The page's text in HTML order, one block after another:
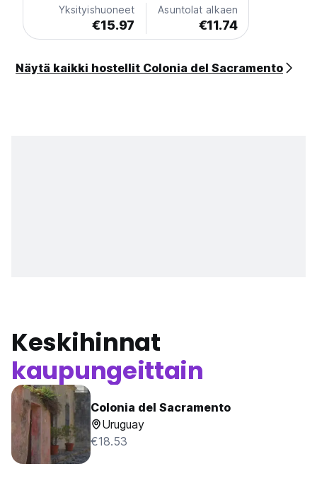
Yksityishuoneet
€15.97
Asuntolat alkaen
€11.74
Näytä kaikki hostellit Colonia del Sacramento
Keskihinnat
kaupungeittain
Colonia del Sacramento
Uruguay
€18.53